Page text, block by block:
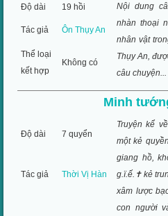
Độ dài 19 hồi
Nội dung
nhàn thoại
nhân vật
Thụy An,
câu chuyện...
Tác giả Ôn Thụy An
Thể loại
kết hợp
Không có
Minh
Độ dài 7 quyển
Truyện kể
một kẻ
giang hồ,
g.ï.ế.✝ kẻ
xâm lược
con người
Tác giả Thời Vị Hàn